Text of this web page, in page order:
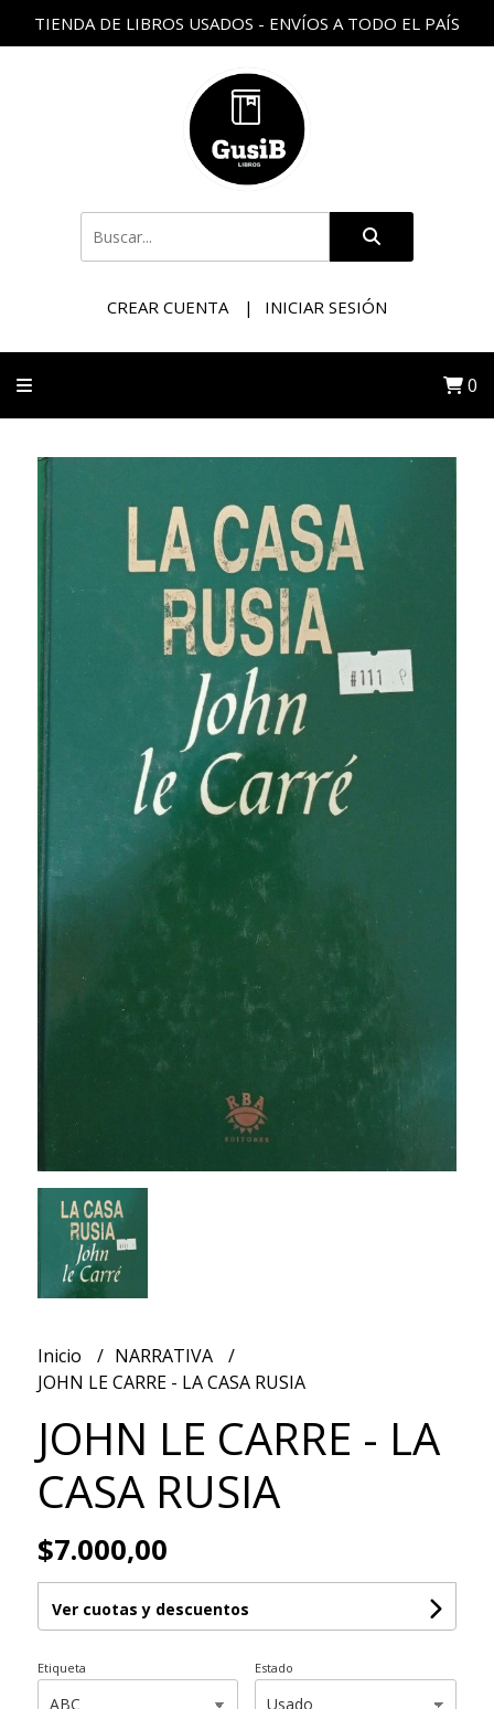
TIENDA DE LIBROS USADOS - ENVÍOS A TODO EL PAÍS
CREAR CUENTA INICIAR SESIÓN
0
Inicio
NARRATIVA
JOHN LE CARRE - LA CASA RUSIA
JOHN LE CARRE - LA
CASA RUSIA
$7.000,00
Ver cuotas y descuentos
Etiqueta Estado